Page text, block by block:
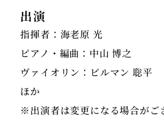
出演
指揮者：海老原 光
ピアノ・編曲：中山 博之
ヴァイオリン：ビルマン 聡平
ほか
※出演者は変更になる場合がご